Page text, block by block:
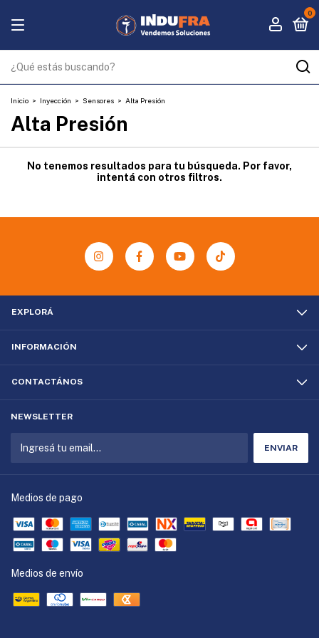
0
Inicio > Inyección > Sensores > Alta Presión
Alta Presión
No tenemos resultados para tu búsqueda. Por favor,
intentá con otros filtros.
EXPLORÁ
INFORMACIÓN
CONTACTÁNOS
NEWSLETTER
Medios de pago
Medios de envío